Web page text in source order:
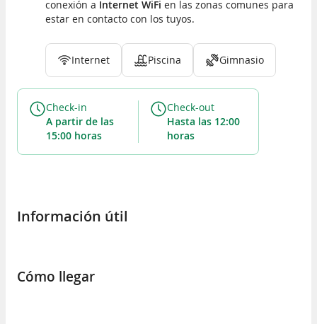
conexión a Internet WiFi en las zonas comunes para
estar en contacto con los tuyos.
Internet Piscina Gimnasio
Check-in
a partir de las
15:00 horas
Check-out
hasta las 12:00
horas
Información útil
Cómo llegar